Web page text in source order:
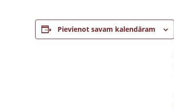
Pievienot savam kalendāram